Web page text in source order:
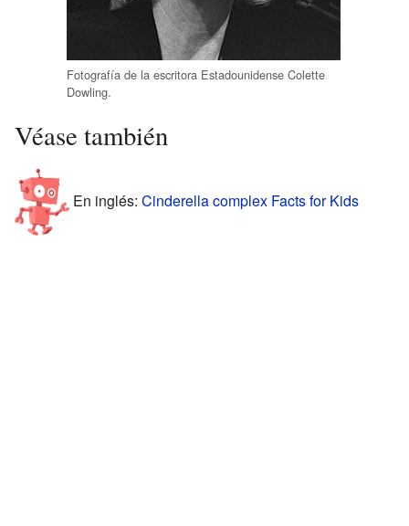
Fotografía de la escritora Estadounidense Colette
Dowling.
Véase también
En inglés: Cinderella complex Facts for Kids